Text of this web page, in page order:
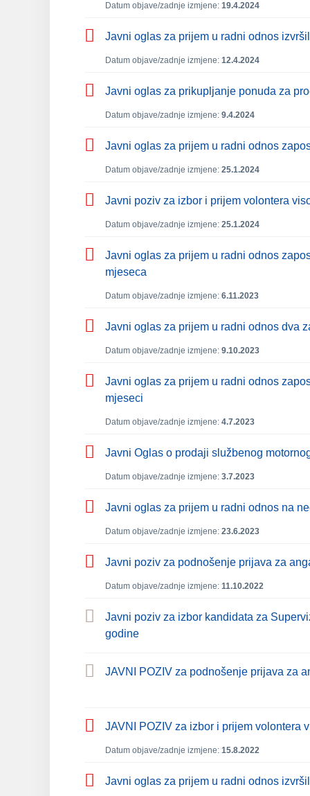
Datum objave/zadnje izmjene: 19.4.2024
Javni oglas za prijem u radni odnos
Datum objave/zadnje izmjene: 12.4.2024
Javni oglas za prikupljanje ponuda za
Datum objave/zadnje izmjene: 9.4.2024
Javni oglas za prijem u radni odnos
Datum objave/zadnje izmjene: 25.1.2024
Javni poziv za izbor i prijem volontera
Datum objave/zadnje izmjene: 25.1.2024
Javni oglas za prijem u radni odnos
mjeseca
Datum objave/zadnje izmjene: 6.11.2023
Javni oglas za prijem u radni odnos dva
Datum objave/zadnje izmjene: 9.10.2023
Javni oglas za prijem u radni odnos
mjeseci
Datum objave/zadnje izmjene: 4.7.2023
Javni Oglas o prodaji službenog
Datum objave/zadnje izmjene: 3.7.2023
Javni oglas za prijem u radni odnos na
Datum objave/zadnje izmjene: 23.6.2023
Javni poziv za podnošenje prijava za
Datum objave/zadnje izmjene: 11.10.2022
Javni poziv za izbor kandidata za
godine
JAVNI POZIV za podnošenje prijava za
JAVNI POZIV za izbor i prijem volontera
Datum objave/zadnje izmjene: 15.8.2022
Javni oglas za prijem u radni odnos